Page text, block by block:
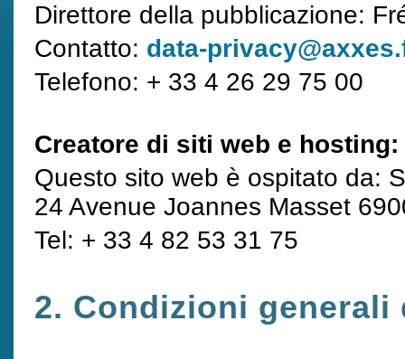
Direttore della pubblicazione:
Contatto: data-
Telefono: + 33 4 26 29 75 00
Creatore di siti web e hosting:
Questo sito web è ospitato da:
24 Avenue Joannes Masset
Tel: + 33 4 82 53 31 75
2. Condizioni